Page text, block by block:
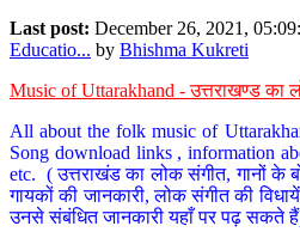
Last post: December 26, 2021,
Educatio... by Bhishma Kukreti
Music of Uttarakhand - उत्तराखण्ड का
All about the folk music of
Song download links , information
etc. ( उत्तराखंड का लोक संगीत, गानों के
गायकों की जानकारी, लोक संगीत की
उनसे संबंधित जानकारी यहाँ पर पढ़ सकते